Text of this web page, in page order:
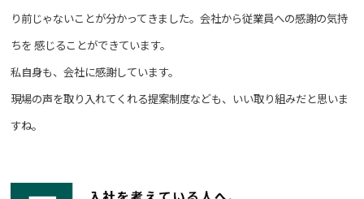
り前じゃないことが分かってきました。会社から従業員への感謝の気持
ちを 感じることができています。
私自身も、会社に感謝しています。
現場の声を取り入れてくれる提案制度なども、いい取り組みだと思いま
すね。